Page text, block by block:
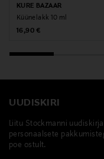
Tree of Brands AB
Tootja aadress
Tree of Brands AB,
Märksõnad
KURE BAZAAR
Küünelakk 10 ml
Original Price
16,90 €
UUDISKIRI
Liitu Stockmanni
personaalsete
poe ostult.